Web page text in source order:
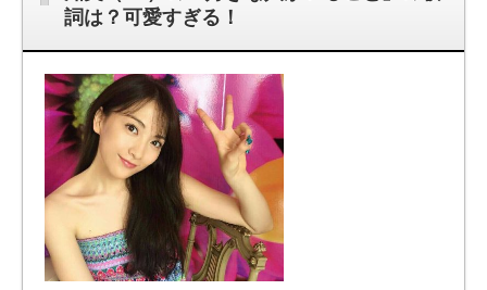
詞は？可愛すぎる！